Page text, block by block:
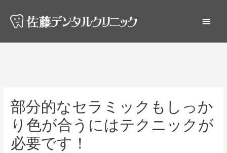
部分的なセラミックもしっか
り色が合うにはテクニックが
必要です！